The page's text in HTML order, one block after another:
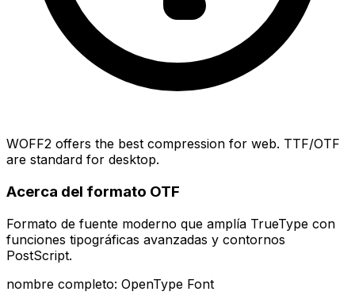
WOFF2 offers the best compression for web. TTF/OTF
are standard for desktop.
Acerca del formato OTF
Formato de fuente moderno que amplía TrueType con
funciones tipográficas avanzadas y contornos
PostScript.
nombre completo: OpenType Font